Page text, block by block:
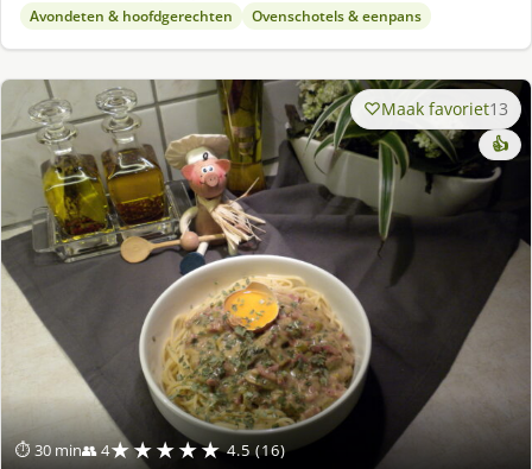
Avondeten & hoofdgerechten Ovenschotels & eenpans
⏱ 30 min👥 4★★★★★ 4.5 (16)
Maak favoriet13
👍